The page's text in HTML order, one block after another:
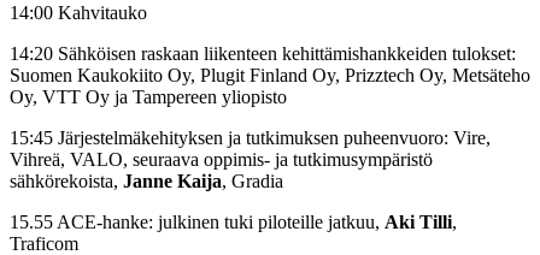
14:00 Kahvitauko
14:20 Sähköisen raskaan liikenteen kehittämishankkeiden tulokset:
Suomen Kaukokiito Oy, Plugit Finland Oy, Prizztech Oy, Metsäteho
Oy, VTT Oy ja Tampereen yliopisto
15:45 Järjestelmäkehityksen ja tutkimuksen puheenvuoro: Vire,
Vihreä, VALO, seuraava oppimis- ja tutkimusympäristö
sähkörekoista, Janne Kaija, Gradia
15.55 ACE-hanke: julkinen tuki piloteille jatkuu, Aki Tilli,
Traficom